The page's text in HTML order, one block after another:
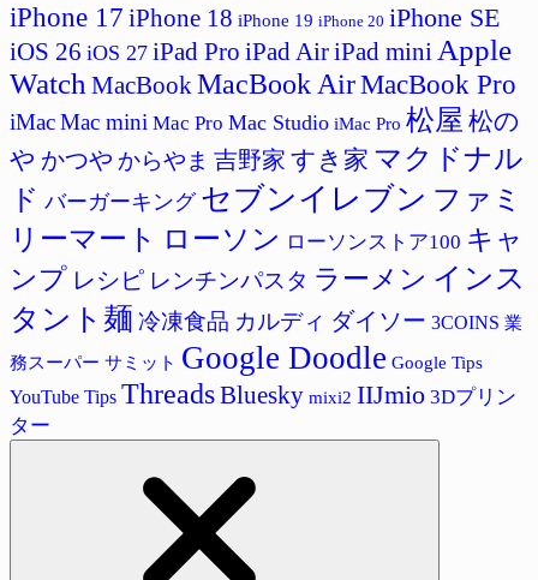
iPhone 17 iPhone 18 iPhone 19 iPhone 20 iPhone SE
iOS 26 iOS 27 iPad Pro iPad AiriPad mini Apple
Watch MacBookMacBook AirMacBook Pro
iMacMac mini Mac Pro Mac Studio iMac Pro 松屋 松の
や かつや からやま 吉野家 すき家 マクドナル
ド バーガーキング セブンイレブン ファミ
リーマート ローソン ローソンストア100 キャ
ンプ レシピ レンチンパスタ ラーメン インス
タント麺 冷凍食品 カルディ ダイソー 3COINS 業
務スーパー サミット Google Doodle Google Tips
YouTube Tips ThreadsBluesky mixi2 IIJmio 3Dプリン
ター